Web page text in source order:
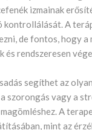
izmainak
kontrollálását. A
de fontos, hogy a
és rendszeresen
segíthet az
szorongás vagy a
A
mint az